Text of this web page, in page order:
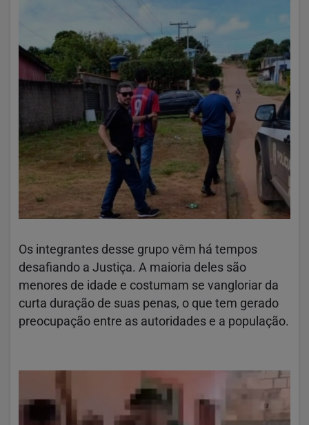
Os integrantes desse grupo vêm há tempos
desafiando a Justiça. A maioria deles são
menores de idade e costumam se vangloriar da
curta duração de suas penas, o que tem gerado
preocupação entre as autoridades e a população.